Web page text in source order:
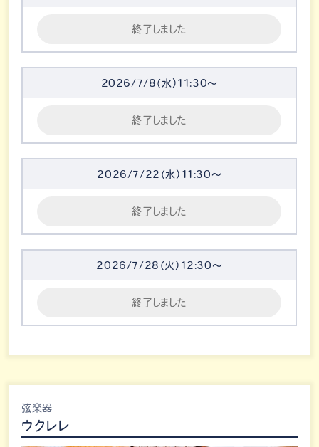
終了しました
2026/7/8（水）11:30～
終了しました
2026/7/22（水）11:30～
終了しました
2026/7/28（火）12:30～
終了しました
弦楽器
ウクレレ